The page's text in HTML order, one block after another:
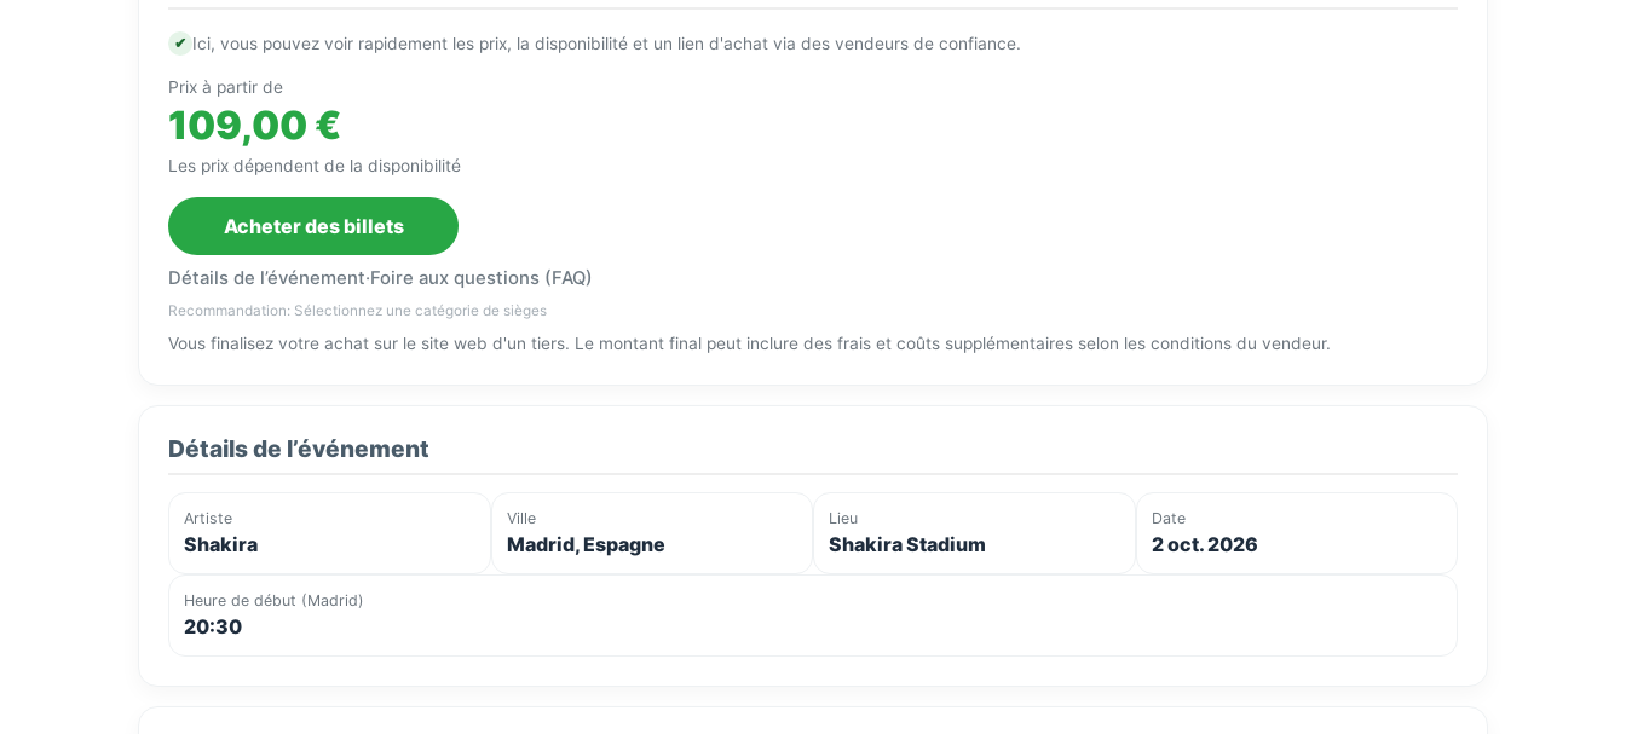
✔ Ici, vous pouvez voir rapidement les prix, la disponibilité et un lien d'achat via des vendeurs de confiance.
Prix à partir de
109,00 €
Les prix dépendent de la disponibilité
Acheter des billets
Détails de l’événement·Foire aux questions (FAQ)
Recommandation: Sélectionnez une catégorie de sièges
Vous finalisez votre achat sur le site web d'un tiers. Le montant final peut inclure des frais et coûts supplémentaires selon les conditions du vendeur.
Détails de l’événement
Artiste
Shakira
Ville
Madrid, Espagne
Lieu
Shakira Stadium
Date
2 oct. 2026
Heure de début (Madrid)
20:30